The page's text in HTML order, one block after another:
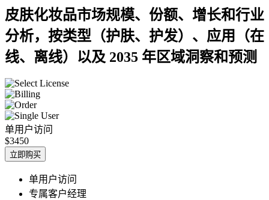
皮肤化妆品市场规模、份额、增长和行业
分析，按类型（护肤、护发）、应用（在
线、离线）以及 2035 年区域洞察和预测
单用户访问
$3450
立即购买
单用户访问
专属客户经理